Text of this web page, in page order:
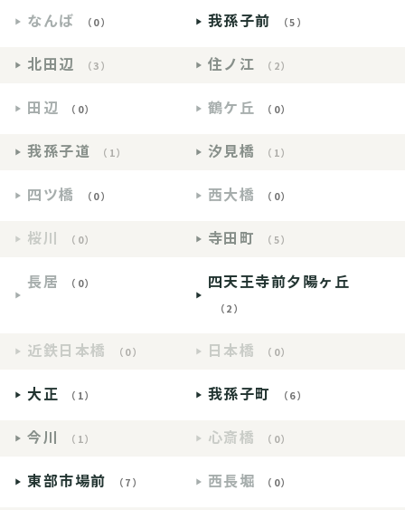
なんば （0） 我孫子前 （5）
北田辺 （3） 住ノ江 （2）
田辺 （0） 鶴ケ丘 （0）
我孫子道 （1） 汐見橋 （1）
四ツ橋 （0） 西大橋 （0）
桜川 （0） 寺田町 （5）
長居 （0） 四天王寺前夕陽ヶ丘
（2）
近鉄日本橋 （0） 日本橋 （0）
大正 （1） 我孫子町 （6）
今川 （1） 心斎橋 （0）
東部市場前 （7） 西長堀 （0）